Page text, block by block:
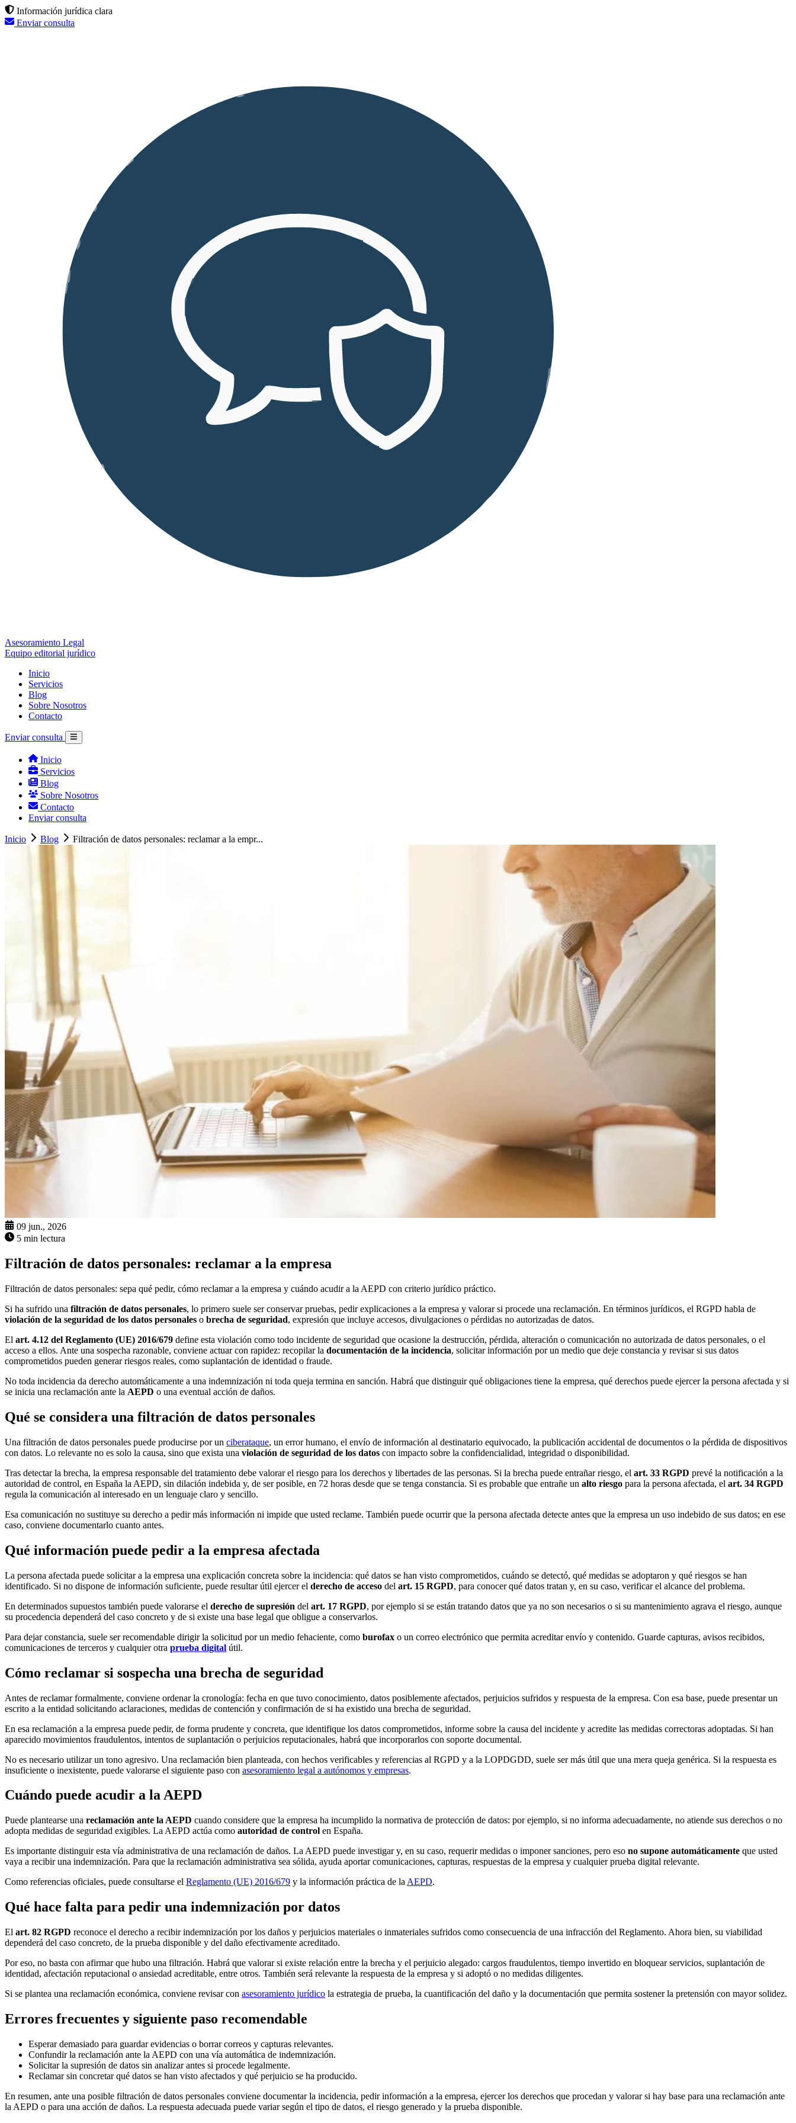
Información jurídica clara
Enviar consulta
Asesoramiento Legal
Equipo editorial jurídico
Inicio
Servicios
Blog
Sobre Nosotros
Contacto
Enviar consulta
Inicio
Servicios
Blog
Sobre Nosotros
Contacto
Enviar consulta
Inicio Blog Filtración de datos personales: reclamar a la empr...
09 jun., 2026
5 min lectura
Filtración de datos personales: reclamar a la empresa
Filtración de datos personales: sepa qué pedir, cómo reclamar a la empresa y cuándo acudir a la AEPD con criterio jurídico práctico.
Si ha sufrido una filtración de datos personales, lo primero suele ser conservar pruebas, pedir explicaciones a la empresa y valorar si procede una reclamación. En términos jurídicos, el RGPD habla de
violación de la seguridad de los datos personales o brecha de seguridad, expresión que incluye accesos, divulgaciones o pérdidas no autorizadas de datos.
El art. 4.12 del Reglamento (UE) 2016/679 define esta violación como todo incidente de seguridad que ocasione la destrucción, pérdida, alteración o comunicación no autorizada de datos personales, o el
acceso a ellos. Ante una sospecha razonable, conviene actuar con rapidez: recopilar la documentación de la incidencia, solicitar información por un medio que deje constancia y revisar si sus datos
comprometidos pueden generar riesgos reales, como suplantación de identidad o fraude.
No toda incidencia da derecho automáticamente a una indemnización ni toda queja termina en sanción. Habrá que distinguir qué obligaciones tiene la empresa, qué derechos puede ejercer la persona afectada y si
se inicia una reclamación ante la AEPD o una eventual acción de daños.
Qué se considera una filtración de datos personales
Una filtración de datos personales puede producirse por un ciberataque, un error humano, el envío de información al destinatario equivocado, la publicación accidental de documentos o la pérdida de dispositivos
con datos. Lo relevante no es solo la causa, sino que exista una violación de seguridad de los datos con impacto sobre la confidencialidad, integridad o disponibilidad.
Tras detectar la brecha, la empresa responsable del tratamiento debe valorar el riesgo para los derechos y libertades de las personas. Si la brecha puede entrañar riesgo, el art. 33 RGPD prevé la notificación a la
autoridad de control, en España la AEPD, sin dilación indebida y, de ser posible, en 72 horas desde que se tenga constancia. Si es probable que entrañe un alto riesgo para la persona afectada, el art. 34 RGPD
regula la comunicación al interesado en un lenguaje claro y sencillo.
Esa comunicación no sustituye su derecho a pedir más información ni impide que usted reclame. También puede ocurrir que la persona afectada detecte antes que la empresa un uso indebido de sus datos; en ese
caso, conviene documentarlo cuanto antes.
Qué información puede pedir a la empresa afectada
La persona afectada puede solicitar a la empresa una explicación concreta sobre la incidencia: qué datos se han visto comprometidos, cuándo se detectó, qué medidas se adoptaron y qué riesgos se han
identificado. Si no dispone de información suficiente, puede resultar útil ejercer el derecho de acceso del art. 15 RGPD, para conocer qué datos tratan y, en su caso, verificar el alcance del problema.
En determinados supuestos también puede valorarse el derecho de supresión del art. 17 RGPD, por ejemplo si se están tratando datos que ya no son necesarios o si su mantenimiento agrava el riesgo, aunque
su procedencia dependerá del caso concreto y de si existe una base legal que obligue a conservarlos.
Para dejar constancia, suele ser recomendable dirigir la solicitud por un medio fehaciente, como burofax o un correo electrónico que permita acreditar envío y contenido. Guarde capturas, avisos recibidos,
comunicaciones de terceros y cualquier otra prueba digital útil.
Cómo reclamar si sospecha una brecha de seguridad
Antes de reclamar formalmente, conviene ordenar la cronología: fecha en que tuvo conocimiento, datos posiblemente afectados, perjuicios sufridos y respuesta de la empresa. Con esa base, puede presentar un
escrito a la entidad solicitando aclaraciones, medidas de contención y confirmación de si ha existido una brecha de seguridad.
En esa reclamación a la empresa puede pedir, de forma prudente y concreta, que identifique los datos comprometidos, informe sobre la causa del incidente y acredite las medidas correctoras adoptadas. Si han
aparecido movimientos fraudulentos, intentos de suplantación o perjuicios reputacionales, habrá que incorporarlos con soporte documental.
No es necesario utilizar un tono agresivo. Una reclamación bien planteada, con hechos verificables y referencias al RGPD y a la LOPDGDD, suele ser más útil que una mera queja genérica. Si la respuesta es
insuficiente o inexistente, puede valorarse el siguiente paso con asesoramiento legal a autónomos y empresas.
Cuándo puede acudir a la AEPD
Puede plantearse una reclamación ante la AEPD cuando considere que la empresa ha incumplido la normativa de protección de datos: por ejemplo, si no informa adecuadamente, no atiende sus derechos o no
adopta medidas de seguridad exigibles. La AEPD actúa como autoridad de control en España.
Es importante distinguir esta vía administrativa de una reclamación de daños. La AEPD puede investigar y, en su caso, requerir medidas o imponer sanciones, pero eso no supone automáticamente que usted
vaya a recibir una indemnización. Para que la reclamación administrativa sea sólida, ayuda aportar comunicaciones, capturas, respuestas de la empresa y cualquier prueba digital relevante.
Como referencias oficiales, puede consultarse el Reglamento (UE) 2016/679 y la información práctica de la AEPD.
Qué hace falta para pedir una indemnización por datos
El art. 82 RGPD reconoce el derecho a recibir indemnización por los daños y perjuicios materiales o inmateriales sufridos como consecuencia de una infracción del Reglamento. Ahora bien, su viabilidad
dependerá del caso concreto, de la prueba disponible y del daño efectivamente acreditado.
Por eso, no basta con afirmar que hubo una filtración. Habrá que valorar si existe relación entre la brecha y el perjuicio alegado: cargos fraudulentos, tiempo invertido en bloquear servicios, suplantación de
identidad, afectación reputacional o ansiedad acreditable, entre otros. También será relevante la respuesta de la empresa y si adoptó o no medidas diligentes.
Si se plantea una reclamación económica, conviene revisar con asesoramiento jurídico la estrategia de prueba, la cuantificación del daño y la documentación que permita sostener la pretensión con mayor solidez.
Errores frecuentes y siguiente paso recomendable
Esperar demasiado para guardar evidencias o borrar correos y capturas relevantes.
Confundir la reclamación ante la AEPD con una vía automática de indemnización.
Solicitar la supresión de datos sin analizar antes si procede legalmente.
Reclamar sin concretar qué datos se han visto afectados y qué perjuicio se ha producido.
En resumen, ante una posible filtración de datos personales conviene documentar la incidencia, pedir información a la empresa, ejercer los derechos que procedan y valorar si hay base para una reclamación ante
la AEPD o para una acción de daños. La respuesta adecuada puede variar según el tipo de datos, el riesgo generado y la prueba disponible.